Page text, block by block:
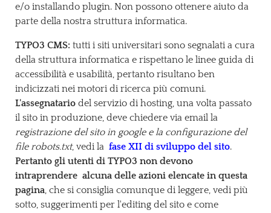
e/o installando plugin. Non possono ottenere aiuto da
parte della nostra struttura informatica.
TYPO3 CMS: tutti i siti universitari sono segnalati a cura
della struttura informatica e rispettano le linee guida di
accessibilità e usabilità, pertanto risultano ben
indicizzati nei motori di ricerca più comuni.
L'assegnatariodel servizio di hosting, una volta passato
il sito in produzione, deve chiedere via email la
registrazione del sito in google e la configurazione del
file robots.txt, vedi la fase XII di sviluppo del sito.
Pertanto gli utenti di TYPO3 non devono
intraprendere alcuna delle azioni elencate in questa
pagina, che si consiglia comunque di leggere, vedi più
sotto, suggerimenti per l'editing del sito e come